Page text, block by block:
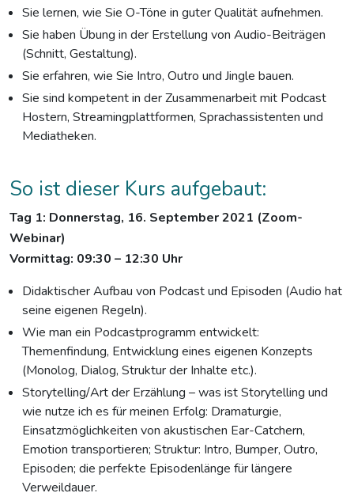
Sie lernen, wie Sie O-Töne in guter Qualität aufnehmen.
Sie haben Übung in der Erstellung von Audio-Beiträgen
(Schnitt, Gestaltung).
Sie erfahren, wie Sie Intro, Outro und Jingle bauen.
Sie sind kompetent in der Zusammenarbeit mit Podcast
Hostern, Streamingplattformen, Sprachassistenten und
Mediatheken.
So ist dieser Kurs aufgebaut:
Tag 1: Donnerstag, 16. September 2021 (Zoom-
Webinar)
Vormittag: 09:30 – 12:30 Uhr
Didaktischer Aufbau von Podcast und Episoden (Audio hat
seine eigenen Regeln).
Wie man ein Podcastprogramm entwickelt:
Themenfindung, Entwicklung eines eigenen Konzepts
(Monolog, Dialog, Struktur der Inhalte etc.).
Storytelling/Art der Erzählung – was ist Storytelling und
wie nutze ich es für meinen Erfolg: Dramaturgie,
Einsatzmöglichkeiten von akustischen Ear-Catchern,
Emotion transportieren; Struktur: Intro, Bumper, Outro,
Episoden; die perfekte Episodenlänge für längere
Verweildauer.